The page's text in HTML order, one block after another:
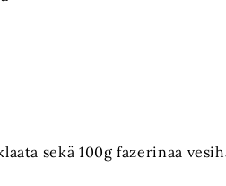
sekä 100g fazerinaa